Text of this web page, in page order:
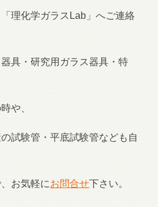
理化学ガラスLab」へご連絡
具・研究用ガラス器具・特
や、
試験管・平底試験管なども自
お気軽にお問合せ下さい。